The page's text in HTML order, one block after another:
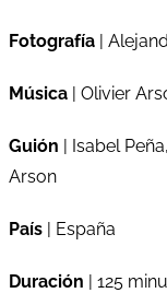
Fotografía |
Música | Olivier
Guión | Isabel
Arson
País | España
Duración | 125